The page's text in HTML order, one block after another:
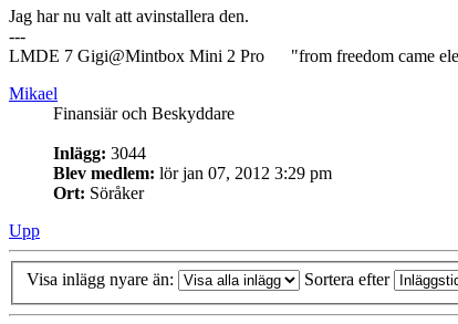
Jag har nu valt att avinstallera den.
---
LMDE 7 Gigi@Mintbox Mini 2 Pro "from freedom came
Mikael
Finansiär och Beskyddare
Inlägg: 3044
Blev medlem: lör jan 07, 2012 3:29 pm
Ort: Söråker
Upp
Visa inlägg nyare än: Sortera efter